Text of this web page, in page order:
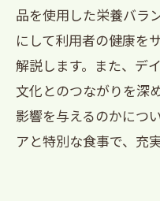
品を使用した栄養バラ
にして利用者の健康を
解説します。また、デ
文化とのつながりを深
影響を与えるのかにつ
アと特別な食事で、充